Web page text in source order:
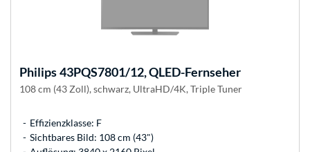
Philips43PQS7801/12, QLED-Fernseher
108 cm (43 Zoll), schwarz, UltraHD/4K, Triple Tuner
Effizienzklasse: F
Sichtbares Bild: 108 cm (43")